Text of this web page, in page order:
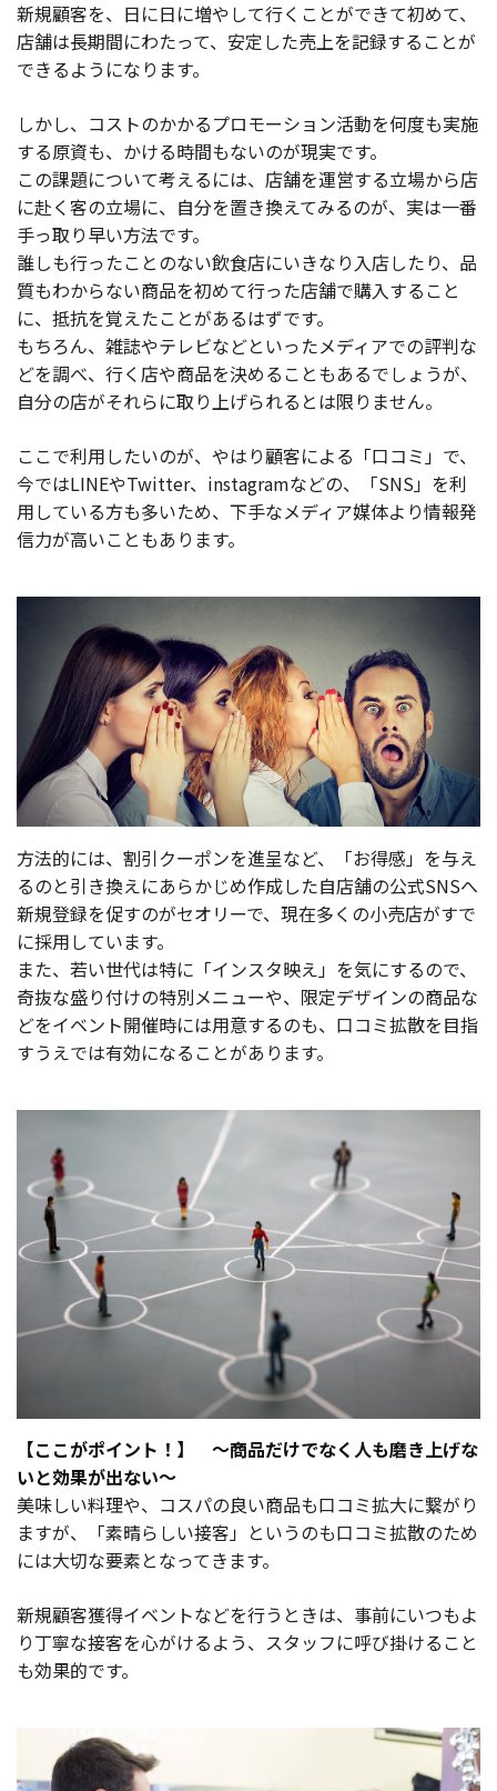
新規顧客を、日に日に増やして行くことができて初めて、
店舗は長期間にわたって、安定した売上を記録することが
できるようになります。
しかし、コストのかかるプロモーション活動を何度も実施
する原資も、かける時間もないのが現実です。
この課題について考えるには、店舗を運営する立場から店
に赴く客の立場に、自分を置き換えてみるのが、実は一番
手っ取り早い方法です。
誰しも行ったことのない飲食店にいきなり入店したり、品
質もわからない商品を初めて行った店舗で購入すること
に、抵抗を覚えたことがあるはずです。
もちろん、雑誌やテレビなどといったメディアでの評判な
どを調べ、行く店や商品を決めることもあるでしょうが、
自分の店がそれらに取り上げられるとは限りません。
ここで利用したいのが、やはり顧客による「口コミ」で、
今ではLINEやTwitter、instagramなどの、「SNS」を利
用している方も多いため、下手なメディア媒体より情報発
信力が高いこともあります。
方法的には、割引クーポンを進呈など、「お得感」を与え
るのと引き換えにあらかじめ作成した自店舗の公式SNSへ
新規登録を促すのがセオリーで、現在多くの小売店がすで
に採用しています。
また、若い世代は特に「インスタ映え」を気にするので、
奇抜な盛り付けの特別メニューや、限定デザインの商品な
どをイベント開催時には用意するのも、口コミ拡散を目指
すうえでは有効になることがあります。
【ここがポイント！】 ～商品だけでなく人も磨き上げな
いと効果が出ない～
美味しい料理や、コスパの良い商品も口コミ拡大に繋がり
ますが、「素晴らしい接客」というのも口コミ拡散のため
には大切な要素となってきます。
新規顧客獲得イベントなどを行うときは、事前にいつもよ
り丁寧な接客を心がけるよう、スタッフに呼び掛けること
も効果的です。